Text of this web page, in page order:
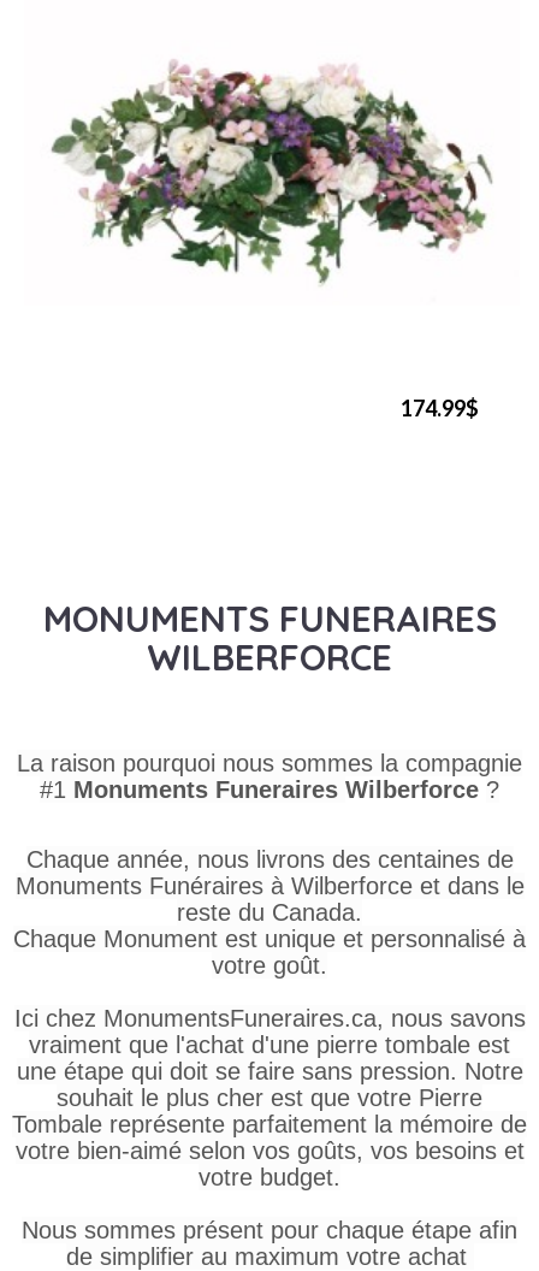
174.99$
MONUMENTS FUNERAIRES
WILBERFORCE
La raison pourquoi nous sommes la compagnie
#1 Monuments Funeraires Wilberforce ?
Chaque année, nous livrons des centaines de
Monuments Funéraires à Wilberforce et dans le
reste du Canada.
Chaque Monument est unique et personnalisé à
votre goût.
Ici chez MonumentsFuneraires.ca, nous savons
vraiment que l'achat d'une pierre tombale est
une étape qui doit se faire sans pression. Notre
souhait le plus cher est que votre Pierre
Tombale représente parfaitement la mémoire de
votre bien-aimé selon vos goûts, vos besoins et
votre budget.
Nous sommes présent pour chaque étape afin
de simplifier au maximum votre achat